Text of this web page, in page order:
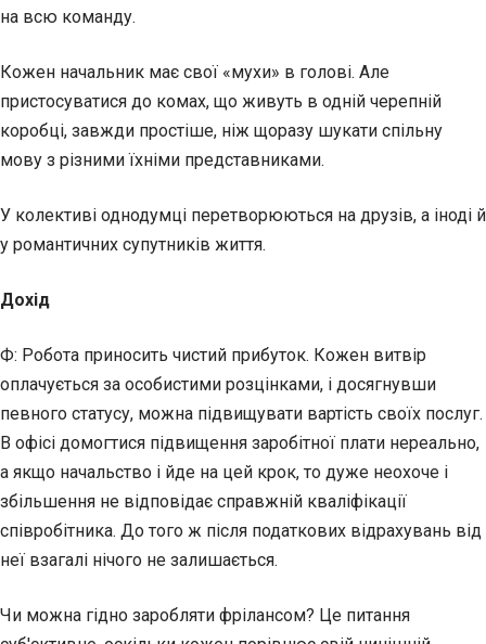
на всю команду.
Кожен начальник має свої «мухи» в голові. Але
пристосуватися до комах, що живуть в одній черепній
коробці, завжди простіше, ніж щоразу шукати спільну
мову з різними їхніми представниками.
У колективі однодумці перетворюються на друзів, а іноді й
у романтичних супутників життя.
Дохід
Ф: Робота приносить чистий прибуток. Кожен витвір
оплачується за особистими розцінками, і досягнувши
певного статусу, можна підвищувати вартість своїх послуг.
В офісі домогтися підвищення заробітної плати нереально,
а якщо начальство і йде на цей крок, то дуже неохоче і
збільшення не відповідає справжній кваліфікації
співробітника. До того ж після податкових відрахувань від
неї взагалі нічого не залишається.
Чи можна гідно заробляти фрілансом? Це питання